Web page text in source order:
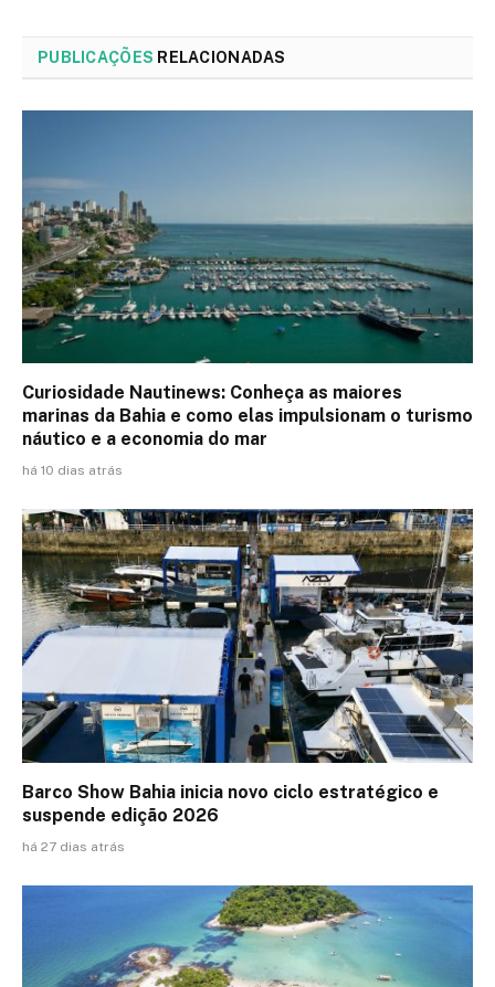
PUBLICAÇÕES RELACIONADAS
Curiosidade Nautinews: Conheça as maiores
marinas da Bahia e como elas impulsionam o turismo
náutico e a economia do mar
há 10 dias atrás
Barco Show Bahia inicia novo ciclo estratégico e
suspende edição 2026
há 27 dias atrás